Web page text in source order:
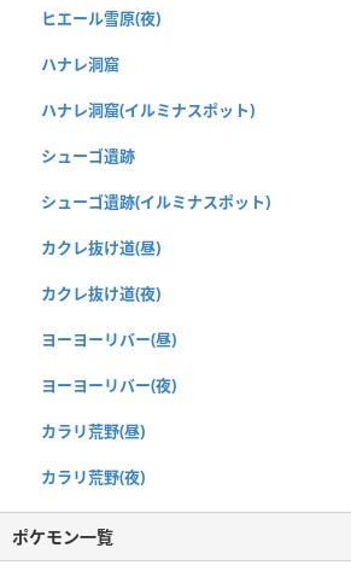
ヒエール雪原(夜)
ハナレ洞窟
ハナレ洞窟(イルミナスポット)
シューゴ遺跡
シューゴ遺跡(イルミナスポット)
カクレ抜け道(昼)
カクレ抜け道(夜)
ヨーヨーリバー(昼)
ヨーヨーリバー(夜)
カラリ荒野(昼)
カラリ荒野(夜)
ポケモン一覧